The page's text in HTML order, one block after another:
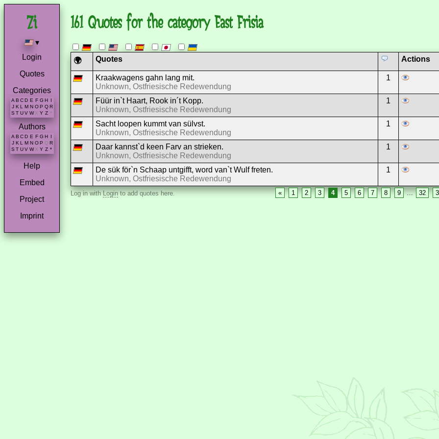
▾
Login
Quotes
Categories
A B C D E F G H I
J K L M N O P Q R
S T U V W X Y Z *
Authors
A B C D E F G H
J K L M N O P Q R
S T U V W X Y Z *
Help
Embed
Project
Imprint
161 Quotes for the category East Frisia
🌍 Quotes Actions
Kraakwagens gahn lang mit.
Unknown, Ostfriesische Redewendung
1
Füür in`t Haart, Rook in´t Kopp.
Unknown, Ostfriesische Redewendung
1
Sacht loopen kummt van sülvst.
Unknown, Ostfriesische Redewendung
1
Daar kannst`d keen Farv an strieken.
Unknown, Ostfriesische Redewendung
1
De sük för`n Schaap untgifft, word van`t Wulf freten.
Unknown, Ostfriesische Redewendung
1
« 1 2 3 4 5 6 7 8 9 … 32
Log in withLoginto add quotes here.